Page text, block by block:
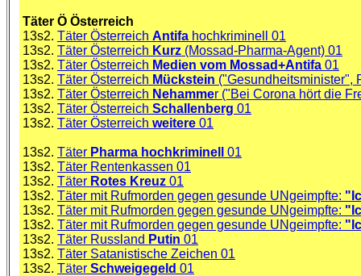
Täter Ö Österreich
13s2. Täter Österreich Antifa hochkriminell 01
13s2. Täter Österreich Kurz (Mossad-Pharma-Agent) 01
13s2. Täter Österreich Medien vom Mossad+Antifa 01
13s2. Täter Österreich Mückstein ("Gesundheitsminister",
13s2. Täter Österreich Nehammer ("Bei Corona hört die
13s2. Täter Österreich Schallenberg 01
13s2. Täter Österreich weitere 01
13s2. Täter Pharma hochkriminell
01
13s2. Täter Rentenkassen 01
13s2. Täter Rotes Kreuz 01
13s2. Täter mit Rufmorden gegen gesunde UNgeimpfte:
13s2. Täter mit Rufmorden gegen gesunde UNgeimpfte:
13s2. Täter mit Rufmorden gegen gesunde UNgeimpfte:
13s2. Täter Russland Putin 01
13s2. Täter Satanistische Zeichen 01
13s2. Täter Schweigegeld 01